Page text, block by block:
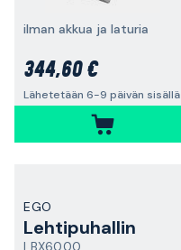
ilman akkua ja laturia
344,60 €
Lähetetään 6-9 päivän sisällä
EGO
Lehtipuhallin
LBX6000